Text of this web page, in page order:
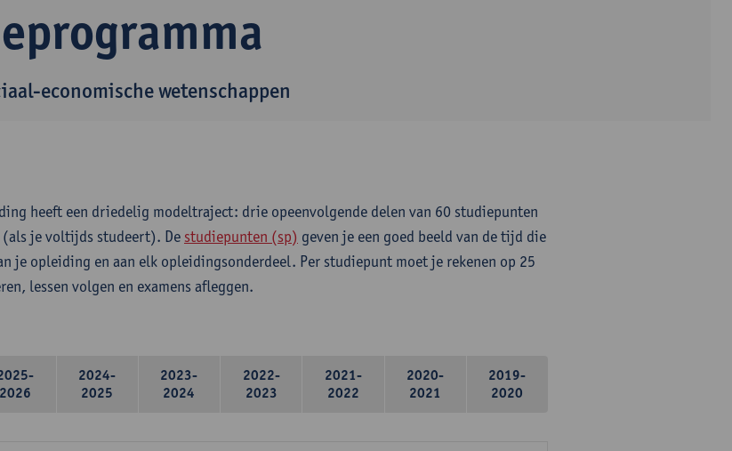
economische wetenschappen
heeft een driedelig modeltraject: drie opeenvolgende delen van 60 studiepunten
(als je voltijds studeert). De studiepunten (sp) geven je een goed beeld van de tijd die
je opleiding en aan elk opleidingsonderdeel. Per studiepunt moet je rekenen op 25
lessen volgen en examens afleggen.
2026
2024-
2025
2023-
2024
2022-
2023
2021-
2022
2020-
2021
2019-
2020